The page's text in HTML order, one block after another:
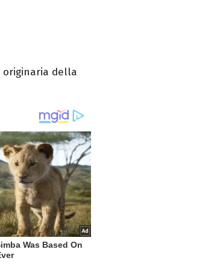
originaria della